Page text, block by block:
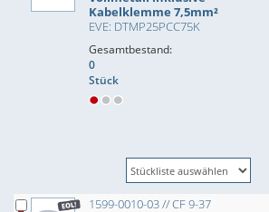
Kabelklemme 7,5mm²
EVE: DTMP25PCC75K
Gesamtbestand:
0
Stück
1599-0010-03 // CF 9-37